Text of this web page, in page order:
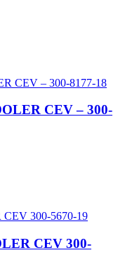
CEV – 300-
CEV 300-